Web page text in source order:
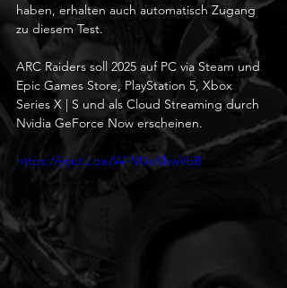
haben, erhalten auch automatisch Zugang
zu diesem Test.
ARC Raiders soll 2025 auf PC via Steam und
Epic Games Store, PlayStation 5, Xbox
Series X | S und als Cloud Streaming durch
Nvidia GeForce Now erscheinen.
https://youtu.be/W-NUcKbwVb8